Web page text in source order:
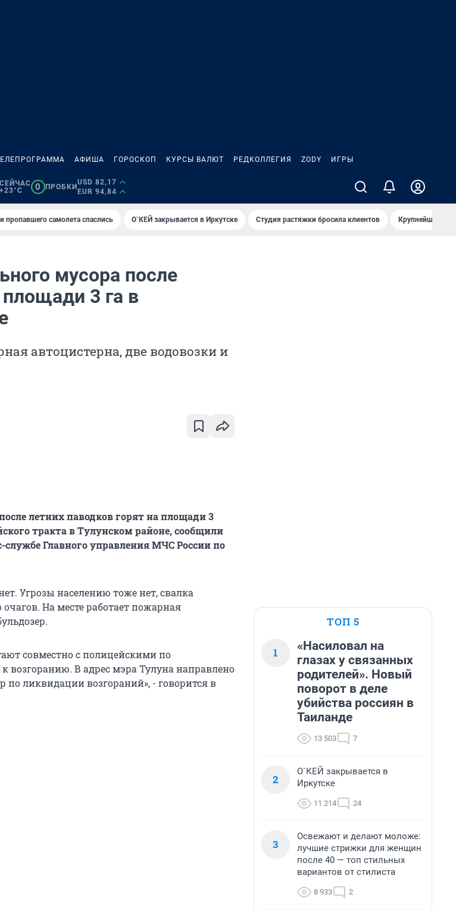
АФИША ГОРОСКОП КУРСЫ ВАЛЮТ РЕДКОЛЛЕГИЯ ZODY ИГРЫ
СЕЙЧАС
+23°C
0 ПРОБКИ
USD 82,17
EUR 94,84
пропавшего самолета спаслись О`КЕЙ закрывается в Иркутске Студия растяжки бросила клиентов Крупнейшие
мусора после
3 га в
автоцистерна, две водовозки и
летних паводков горят на площади 3
тракта в Тулунском районе, сообщили
службе Главного управления МЧС России по
Угрозы населению тоже нет, свалка
На месте работает пожарная
совместно с полицейскими по
возгоранию. В адрес мэра Тулуна направлено
ликвидации возгораний», - говорится в
ТОП 5
1
«Насиловал на
глазах у связанных
родителей». Новый
поворот в деле
убийства россиян в
Таиланде
13 503 7
2
О`КЕЙ закрывается в
Иркутске
11 214 24
3
Освежают и делают моложе:
лучшие стрижки для женщин
после 40 — топ стильных
вариантов от стилиста
8 933 2